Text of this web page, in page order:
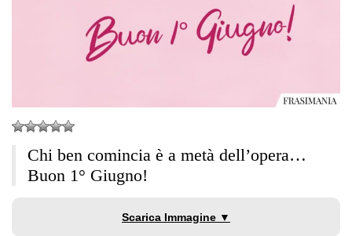
Chi ben comincia è a metà dell’opera…
Buon 1° Giugno!
Scarica Immagine ▼